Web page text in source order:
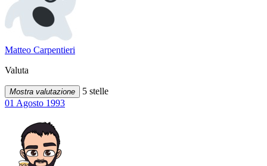
Matteo Carpentieri
Valuta
Mostra valutazione
5 stelle
01 Agosto 1993